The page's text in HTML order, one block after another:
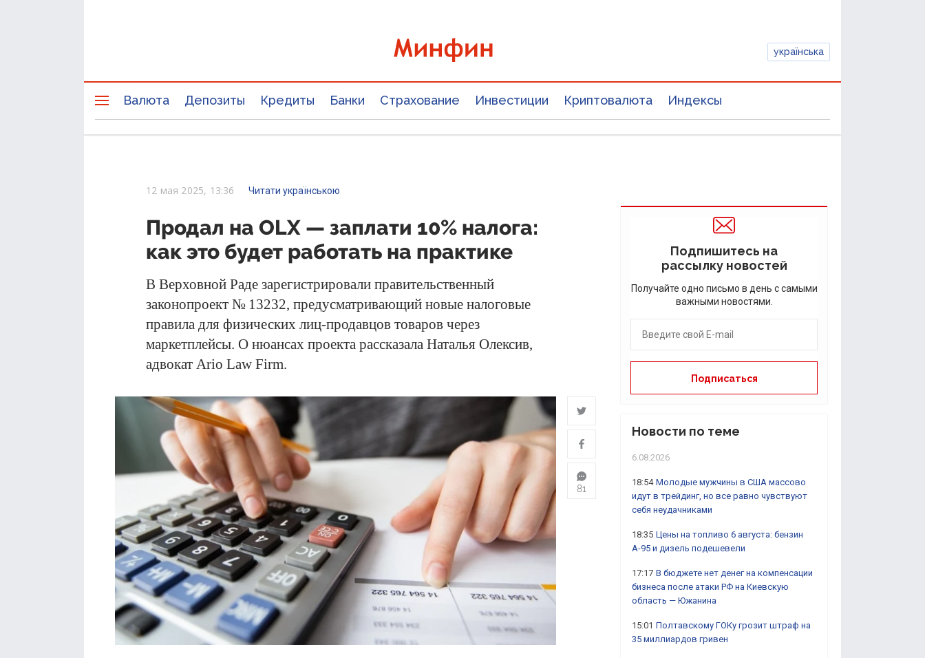
українська
Валюта Депозиты Кредиты Банки Страхование Инвестиции Криптовалюта Индексы
12 мая 2025, 13:36 Читати українською
Продал на OLX — заплати 10% налога:
как это будет работать на практике
В Верховной Раде зарегистрировали правительственный
законопроект № 13232, предусматривающий новые налоговые
правила для физических лиц-продавцов товаров через
маркетплейсы. О нюансах проекта рассказала Наталья Олексив,
адвокат Ario Law Firm.
81
Подпишитесь на
рассылку новостей
Получайте одно письмо в день с самыми
важными новостями.
Новости по теме
6.08.2026
18:54 Молодые мужчины в США массово
идут в трейдинг, но все равно чувствуют
себя неудачниками
18:35 Цены на топливо 6 августа: бензин
А-95 и дизель подешевели
17:17 В бюджете нет денег на компенсации
бизнеса после атаки РФ на Киевскую
область — Южанина
15:01 Полтавскому ГОКу грозит штраф на
35 миллиардов гривен